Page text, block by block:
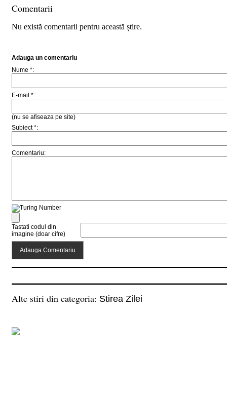
Comentarii
Nu există comentarii pentru această știre.
Adauga un comentariu
Nume *:
E-mail *:
(nu se afiseaza pe site)
Subiect *:
Comentariu:
Tastati codul din
imagine (doar cifre)
Alte stiri din categoria: Stirea Zilei